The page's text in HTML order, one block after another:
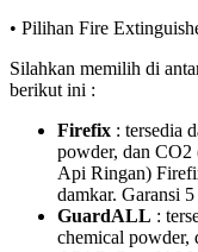
• Pilihan Fire
Silahkan memilih di
berikut ini :
Firefix : tersedia
powder, dan
Api Ringan)
damkar. Garansi 5
GuardALL :
chemical powder,